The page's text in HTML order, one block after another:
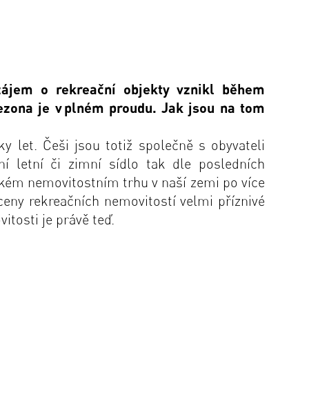
ájem o rekreačníobjekty vznikl během
je vplném proudu. Jak jsou na tom
let. Češi jsou totiž společně s obyvateli
letní či zimní sídlo tak dle posledních
nemovitostním trhu v naší zemi po více
rekreačních nemovitostí velmi příznivé
je právě teď.